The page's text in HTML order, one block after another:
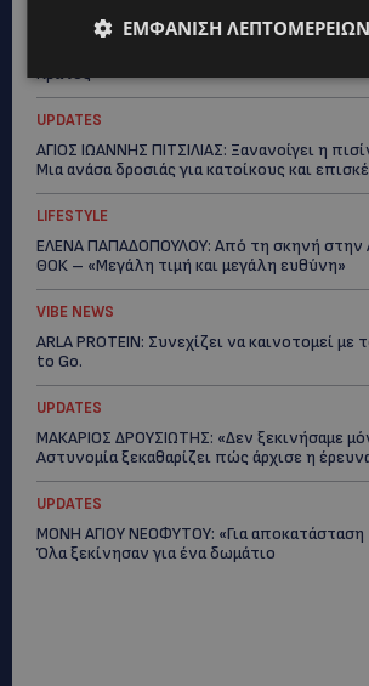
ΔΗΜΟΣ ΛΑΤΣΙΩΝ – ΓΕΡΙΟΥ: Πάνω από 8.000
Κράτος
UPDATES
ΑΓΙΟΣ ΙΩΑΝΝΗΣ ΠΙΤΣΙΛΙΑΣ: Ξανανοίγει η
Μια ανάσα δροσιάς για κατοίκους και
LIFESTYLE
ΕΛΕΝΑ ΠΑΠΑΔΟΠΟΥΛΟΥ: Από τη σκηνή στην
ΘΟΚ – «Μεγάλη τιμή και μεγάλη ευθύνη»
VIBE NEWS
ARLA PROTEIN: Συνεχίζει να καινοτομεί
to Go.
UPDATES
ΜΑΚΑΡΙΟΣ ΔΡΟΥΣΙΩΤΗΣ: «Δεν ξεκινήσαμε
Αστυνομία ξεκαθαρίζει πώς άρχισε η
UPDATES
ΜΟΝΗ ΑΓΙΟΥ ΝΕΟΦΥΤΟΥ: «Για αποκατάσταση
Όλα ξεκίνησαν για ένα δωμάτιο
ΕΜΦΆΝΙΣΗ ΛΕΠΤΟΜΕΡΕΙΏΝ